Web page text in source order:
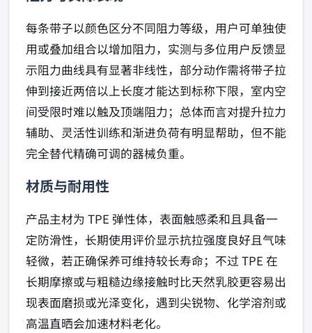
每条带子以颜色区分不同阻力等级，用户可单独使
用或叠加组合以增加阻力，实测与多位用户反馈显
示阻力曲线具有显著非线性，部分动作需将带子拉
伸到接近两倍以上长度才能达到标称下限，室内空
间受限时难以触及顶端阻力；总体而言对提升拉力
辅助、灵活性训练和渐进负荷有明显帮助，但不能
完全替代精确可调的器械负重。
材质与耐用性
产品主材为 TPE 弹性体，表面触感柔和且具备一
定防滑性，长期使用评价显示抗拉强度良好且气味
轻微，若正确保养可维持较长寿命；不过 TPE 在
长期摩擦或与粗糙边缘接触时比天然乳胶更容易出
现表面磨损或光泽变化，遇到尖锐物、化学溶剂或
高温直晒会加速材料老化。